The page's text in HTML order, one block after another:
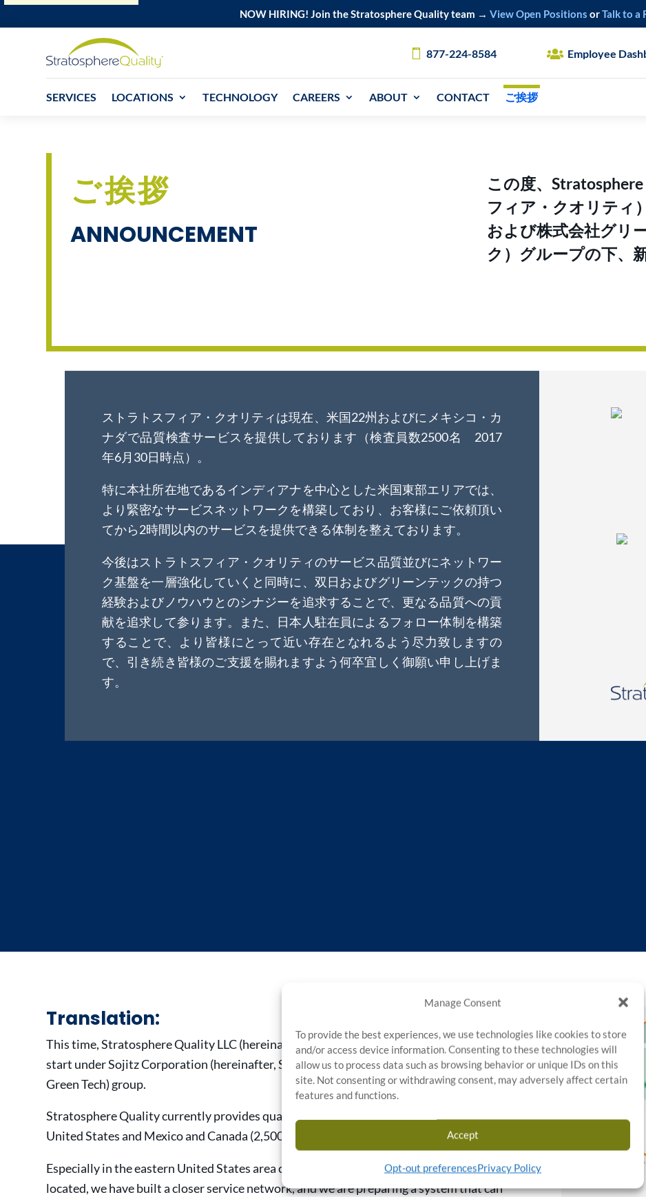
Manage Consent
To provide the best experiences, we use technologies like cookies to store
and/or access device information. Consenting to these technologies will
allow us to process data such as browsing behavior or unique IDs on this
site. Not consenting or withdrawing consent, may adversely affect certain
features and functions.
Accept
Opt-out preferencesPrivacy Policy
NOW HIRING! Join the Stratosphere Quality team → View Open Positions orTalk to a
877-224-8584 Employee
SERVICES LOCATIONS TECHNOLOGY CAREERS ABOUT CONTACT ご挨拶
ご挨拶
ANNOUNCEMENT
この度、
フィア・クオリティ
および株式会社グリ
ク）グループの下、
ストラトスフィア・クオリティは現在、米国22州およびにメキシコ・カ
ナダで品質検査サービスを提供しております（検査員数2500名 2017
年6月30日時点）。
特に本社所在地であるインディアナを中心とした米国東部エリアでは、
より緊密なサービスネットワークを構築しており、お客様にご依頼頂い
てから2時間以内のサービスを提供できる体制を整えております。
今後はストラトスフィア・クオリティのサービス品質並びにネットワー
ク基盤を一層強化していくと同時に、双日およびグリーンテックの持つ
経験およびノウハウとのシナジーを追求することで、更なる品質への貢
献を追求して参ります。また、日本人駐在員によるフォロー体制を構築
することで、より皆様にとって近い存在となれるよう尽力致しますの
で、引き続き皆様のご支援を賜れますよう何卒宜しく御願い申し上げま
す。
Translation:
This time, Stratosphere Quality LLC (hereinafter, Stratosphere Quality) has made a new
start under Sojitz Corporation (hereinafter, Sojitz) and Green Tech Co., Ltd. (hereinafter,
Green Tech) group.
Stratosphere Quality currently provides quality inspection services in 22 states in the
United States and Mexico and Canada (2,500 inspectors as of June 30, 2017).
Especially in the eastern United States area centered on Indiana, where our head office is
located, we have built a closer service network, and we are preparing a system that can